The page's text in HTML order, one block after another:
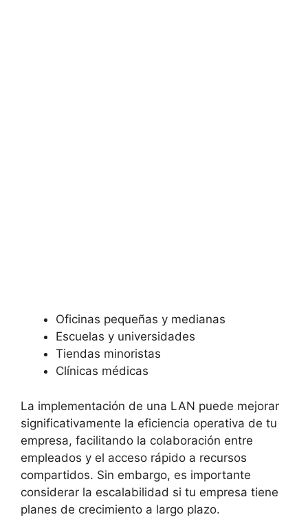
Oficinas pequeñas y medianas
Escuelas y universidades
Tiendas minoristas
Clínicas médicas
La implementación de una LAN puede mejorar
significativamente la eficiencia operativa de tu
empresa, facilitando la colaboración entre
empleados y el acceso rápido a recursos
compartidos. Sin embargo, es importante
considerar la escalabilidad si tu empresa tiene
planes de crecimiento a largo plazo.